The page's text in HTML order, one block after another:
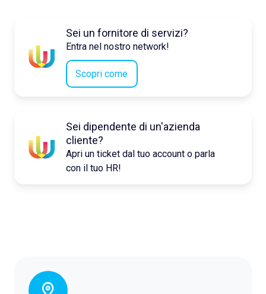
Sei un fornitore di servizi?
Entra nel nostro network!
Scopri come
Sei dipendente di un'azienda
cliente?
Apri un ticket dal tuo account o parla
con il tuo HR!